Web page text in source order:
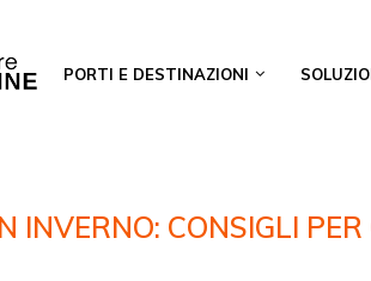
PORTI E DESTINAZIONI
INVERNO: CONSIGLI